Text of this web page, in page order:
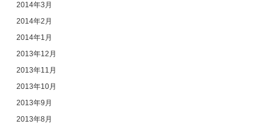
2014年3月
2014年2月
2014年1月
2013年12月
2013年11月
2013年10月
2013年9月
2013年8月